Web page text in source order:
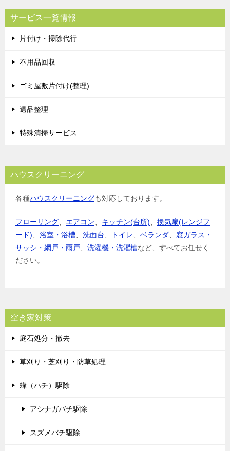
サービス一覧情報
片付け・掃除代行
不用品回収
ゴミ屋敷片付け(整理)
遺品整理
特殊清掃サービス
ハウスクリーニング
各種ハウスクリーニングも対応しております。
フローリング エアコン キッチン(台所)
換気扇(レンジフ
ード)
浴室・浴槽 洗面台 トイレ ベランダ
窓ガラス・
サッシ・網戸・雨戸
洗濯機・洗濯槽など、すべてお任せく
ださい。
空き家対策
庭石処分・撤去
草刈り・芝刈り・防草処理
蜂（ハチ）駆除
アシナガバチ駆除
スズメバチ駆除